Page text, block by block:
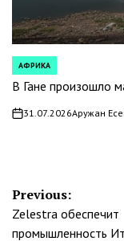
POSTED
IN
АФРИКА
В Гане произошло
on31.07.2026Аружан
Навигация
по
Previous:
Zelestra обеспечит
промышленность